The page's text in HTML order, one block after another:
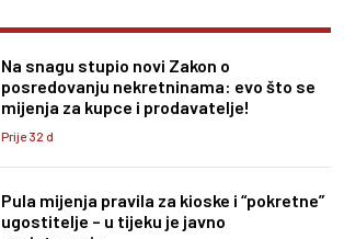
Na snagu stupio novi Zakon o
posredovanju nekretninama: evo što se
mijenja za kupce i prodavatelje!
Prije 32 d
Pula mijenja pravila za kioske i “pokretne”
ugostitelje – u tijeku je javno